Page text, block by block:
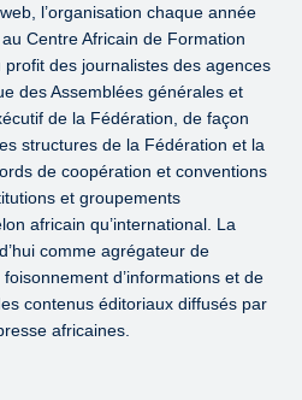
l’organisation chaque année
Centre Africain de Formation
des journalistes des agences
des Assemblées générales et
de la Fédération, de façon
structures de la Fédération et la
de coopération et conventions
et groupements
africain qu’international. La
comme agrégateur de
d’informations et de
contenus éditoriaux diffusés par
africaines.